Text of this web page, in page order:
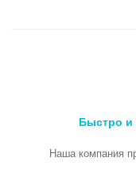
Быстро и
Наша компания